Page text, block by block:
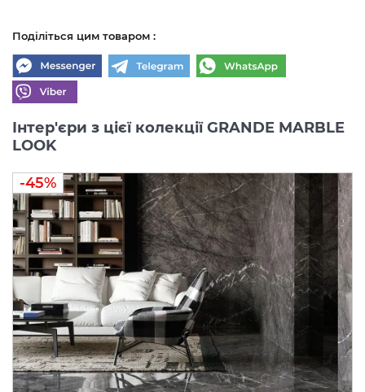
Поділіться цим товаром :
Інтер'єри з цієї колекції GRANDE MARBLE
LOOK
-45%